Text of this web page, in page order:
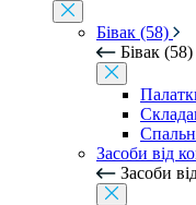
Бівак (58)
Бівак (58)
Засоби від
Засоби